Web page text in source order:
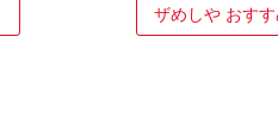
ザめしや おす